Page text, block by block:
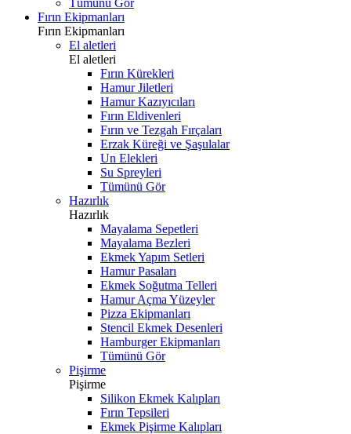
Tümünü Gör
Fırın Ekipmanları
Fırın Ekipmanları
El aletleri
El aletleri
Fırın Kürekleri
Hamur Jiletleri
Hamur Kazıyıcıları
Fırın Eldivenleri
Fırın ve Tezgah Fırçaları
Erzak Küreği ve Şaşulalar
Un Elekleri
Su Spreyleri
Tümünü Gör
Hazırlık
Hazırlık
Mayalama Sepetleri
Mayalama Bezleri
Ekmek Yapım Setleri
Hamur Pasaları
Ekmek Soğutma Telleri
Hamur Açma Yüzeyler
Pizza Ekipmanları
Stencil Ekmek Desenleri
Hamburger Ekipmanları
Tümünü Gör
Pişirme
Pişirme
Silikon Ekmek Kalıpları
Fırın Tepsileri
Ekmek Pişirme Kalıpları